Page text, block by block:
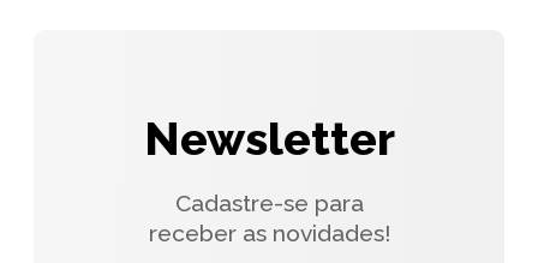
Newsletter
Cadastre-se para
receber as novidades!